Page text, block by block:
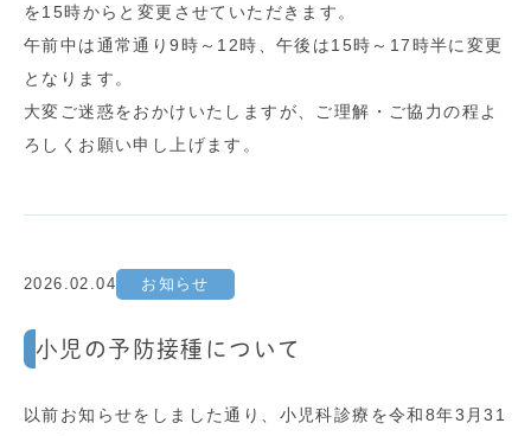
を15時からと変更させていただきます。
午前中は通常通り9時～12時、午後は15時～17時半に変更
となります。
大変ご迷惑をおかけいたしますが、ご理解・ご協力の程よ
ろしくお願い申し上げます。
2026.02.04 お知らせ
小児の予防接種について
以前お知らせをしました通り、小児科診療を令和8年3月31